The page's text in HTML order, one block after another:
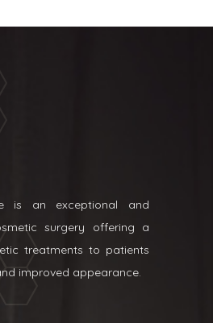
is an exceptional and
surgery offering a
treatments to patients
improved appearance.